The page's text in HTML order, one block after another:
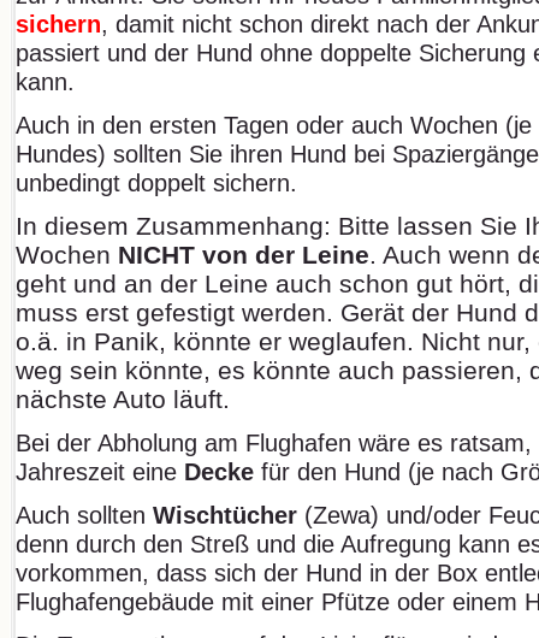
sichern, damit nicht schon direkt nach der
passiert und der Hund ohne doppelte Sicherung
kann.
Auch in den ersten Tagen oder auch Wochen
Hundes) sollten Sie ihren Hund bei
unbedingt doppelt sichern.
In diesem Zusammenhang: Bitte lassen Sie
Wochen NICHT von der Leine. Auch wenn
geht und an der Leine auch schon gut hört,
muss erst gefestigt werden. Gerät der Hund
o.ä. in Panik, könnte er weglaufen. Nicht
weg sein könnte, es könnte auch passieren,
nächste Auto läuft.
Bei der Abholung am Flughafen wäre es
Jahreszeit eine Decke für den Hund (je nach
Auch sollten Wischtücher (Zewa) und/oder
denn durch den Streß und die Aufregung kann
vorkommen, dass sich der Hund in der Box
Flughafengebäude mit einer Pfütze oder einem